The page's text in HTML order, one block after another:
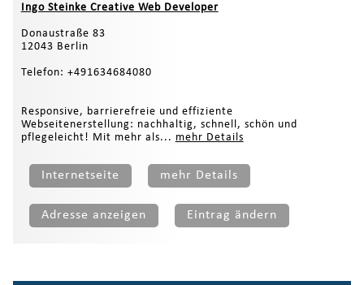
Ingo Steinke Creative Web Developer
Donaustraße 83
12043 Berlin
Telefon: +491634684080
Responsive, barrierefreie und effiziente
Webseitenerstellung: nachhaltig, schnell, schön und
pflegeleicht! Mit mehr als... mehr Details
Internetseite mehr Details
Adresse anzeigen Eintrag ändern